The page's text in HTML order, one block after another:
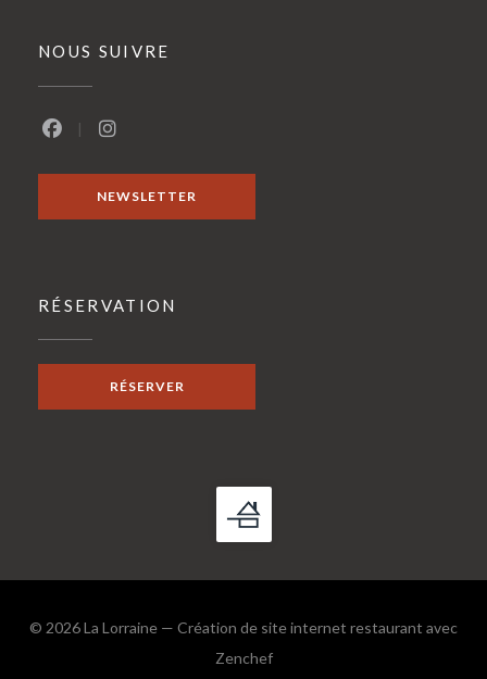
NOUS SUIVRE
NEWSLETTER
RÉSERVATION
RÉSERVER
© 2026 La Lorraine — Création de site internet restaurant avec
Zenchef((ouvre une nouvelle fenêtre))